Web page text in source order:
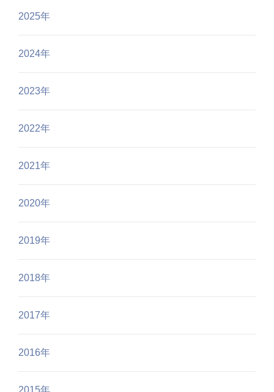
2025年
2024年
2023年
2022年
2021年
2020年
2019年
2018年
2017年
2016年
2015年